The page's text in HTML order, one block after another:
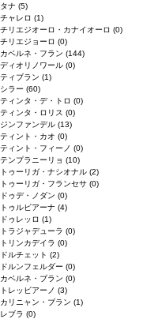
タナ (5)
チャレロ (1)
チリエジオーロ・カナイオーロ (0)
チリエジョーロ (0)
カベルネ・フラン (144)
ディオリノワール (0)
ティブラン (1)
シラー (60)
ティンタ・デ・トロ (0)
ティンタ・ロリス (0)
ジンファンデル (13)
ティント・カオ (0)
ティント・フィーノ (0)
テンプラニーリョ (10)
トゥーリガ・ナシオナル (2)
トゥーリガ・フランセサ (0)
ドゥデ・ノダン (0)
トゥルビアーナ (4)
ドゥレッロ (1)
トラジャデューラ (0)
トリンカデイラ (0)
ドルチェット (2)
ドルンフェルダー (0)
カベルネ・ブラン (0)
トレッビアーノ (3)
カリニャン・ブラン (1)
レブラ (0)